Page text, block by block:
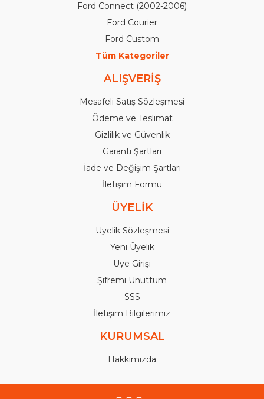
Ford Connect (2002-2006)
Ford Courier
Ford Custom
Tüm Kategoriler
ALIŞVERİŞ
Mesafeli Satış Sözleşmesi
Ödeme ve Teslimat
Gizlilik ve Güvenlik
Garanti Şartları
İade ve Değişim Şartları
İletişim Formu
ÜYELİK
Üyelik Sözleşmesi
Yeni Üyelik
Üye Girişi
Şifremi Unuttum
SSS
İletişim Bilgilerimiz
KURUMSAL
Hakkımızda